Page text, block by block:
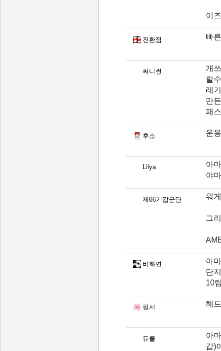
이
전환점 빠
써니썬
개
할
레
만
패
후소 운
Lilya
아
야
제66기갑군단 워
그
비화연
아
단
10
펄서 헤
듀클
아
갑)